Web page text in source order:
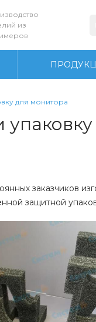
из
для монитора
заказчиков
защитной